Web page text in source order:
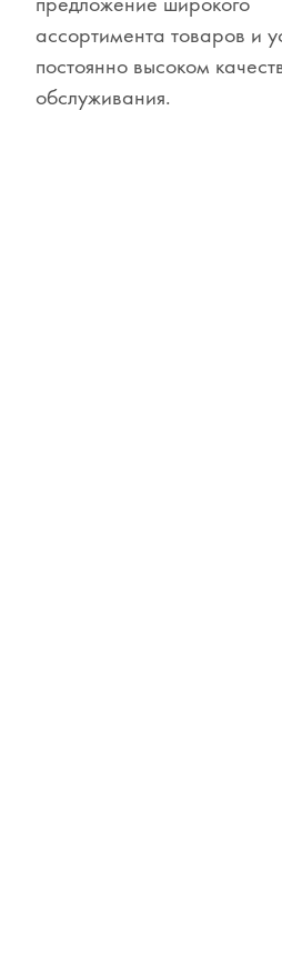
Клавишные
Ударные инструменты
ассортимента товаров и
постоянно высоком
обслуживания.